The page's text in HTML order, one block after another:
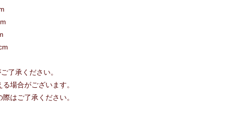
了承ください。
場合がございます。
はご了承ください。